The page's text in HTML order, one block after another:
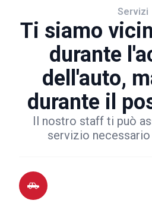
Servizi
Ti siamo
durante
dell'auto,
durante il
Il nostro staff ti può
servizio necessario